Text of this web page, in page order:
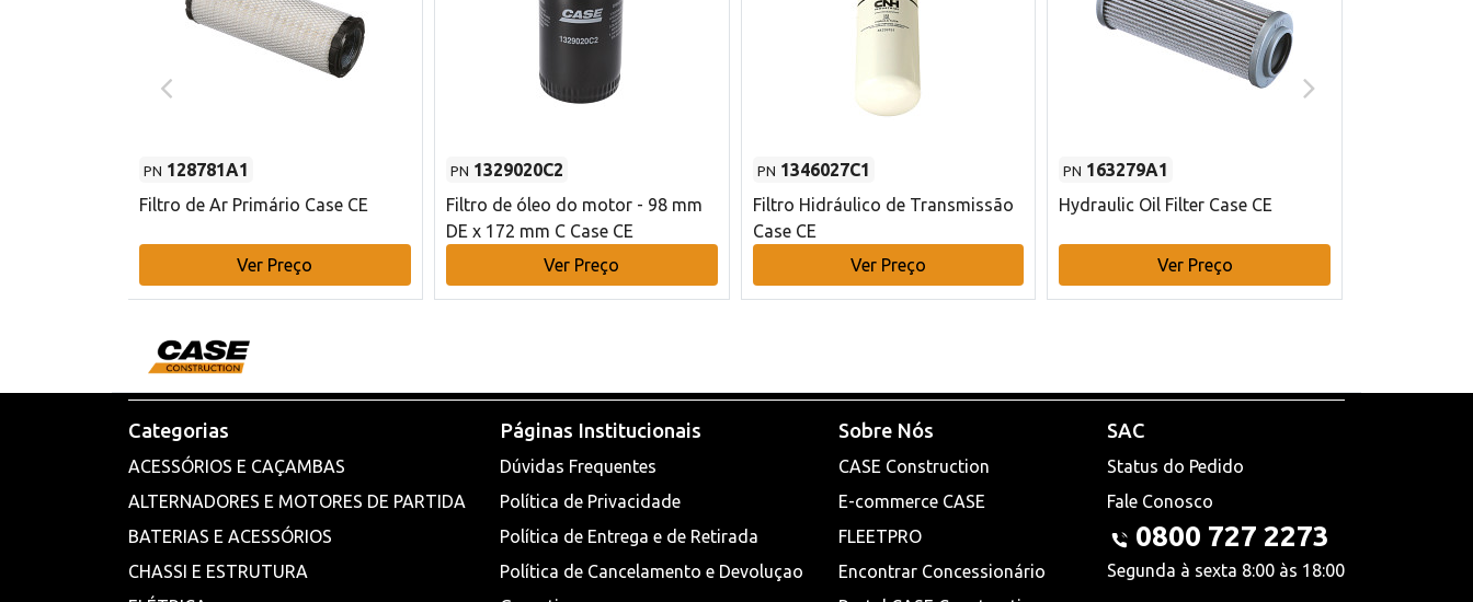
PN 128781A1
Filtro de Ar Primário Case CE
Ver Preço
PN 1329020C2
Filtro de óleo do motor - 98 mm
DE x 172 mm C Case CE
Ver Preço
PN 1346027C1
Filtro Hidráulico de Transmissão
Case CE
Ver Preço
PN 163279A1
Hydraulic Oil Filter Case CE
Ver Preço
Categorias
ACESSÓRIOS E CAÇAMBAS
ALTERNADORES E MOTORES DE PARTIDA
BATERIAS E ACESSÓRIOS
CHASSI E ESTRUTURA
Páginas Institucionais
Dúvidas Frequentes
Política de Privacidade
Política de Entrega e de Retirada
Política de Cancelamento e Devoluçao
Sobre Nós
CASE Construction
E-commerce CASE
FLEETPRO
Encontrar Concessionário
SAC
Status do Pedido
Fale Conosco
0800 727 2273
Segunda à sexta 8:00 às 18:00